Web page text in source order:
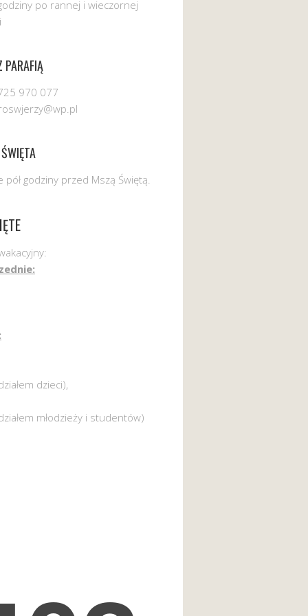
po rannej i wieczornej
PARAFIĄ
970 077
pół godziny przed Mszą Świętą.
dzieci),
młodzieży i studentów)